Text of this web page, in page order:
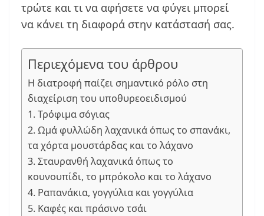
τρώτε και τι να αφήσετε να φύγει μπορεί
να κάνει τη διαφορά στην κατάστασή σας.
Περιεχόμενα του άρθρου
Η διατροφή παίζει σημαντικό ρόλο στη
διαχείριση του υποθυρεοειδισμού
1. Τρόφιμα σόγιας
2. Ωμά φυλλώδη λαχανικά όπως το σπανάκι,
τα χόρτα μουστάρδας και το λάχανο
3. Σταυρανθή λαχανικά όπως το
κουνουπίδι, το μπρόκολο και το λάχανο
4. Ραπανάκια, γογγύλια και γογγύλια
5. Καφές και πράσινο τσάι